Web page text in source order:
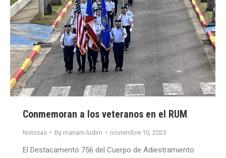
Conmemoran a los veteranos en el RUM
Noticias By mariam.ludim noviembre 10, 2023
El Destacamento 756 del Cuerpo de Adiestramiento